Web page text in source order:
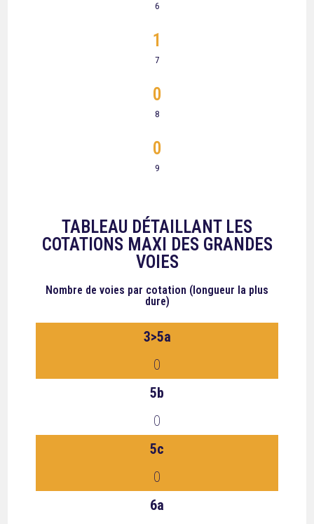
6
7
1
8
0
9
0
TABLEAU DÉTAILLANT LES
COTATIONS MAXI DES GRANDES
VOIES
Nombre de voies par cotation (longueur la plus
dure)
3>5a
0
5b
0
5c
0
6a